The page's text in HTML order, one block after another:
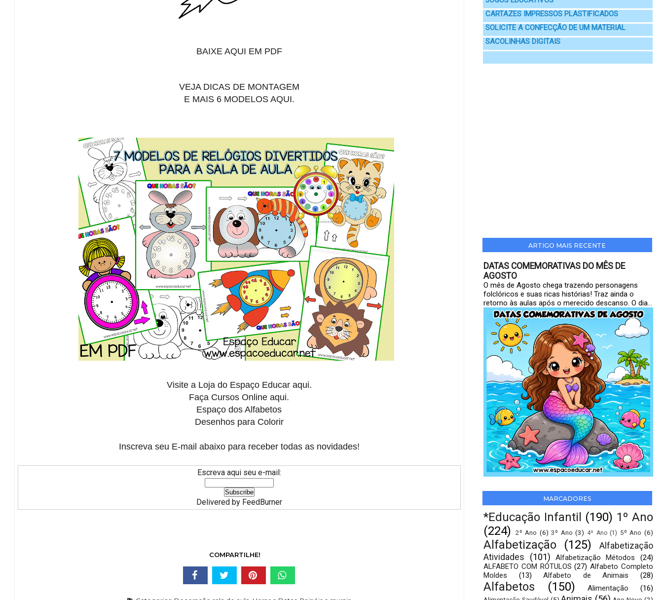
BAIXE AQUI EM PDF
VEJA DICAS DE MONTAGEM
E MAIS 6 MODELOS AQUI.
Visite a Loja do Espaço Educar aqui.
Faça Cursos Online aqui.
Espaço dos Alfabetos
Desenhos para Colorir
Inscreva seu E-mail abaixo para receber todas as novidades!
Escreva aqui seu e-mail:
Delivered by FeedBurner
COMPARTILHE!
CARTAZES IMPRESSOS PLASTIFICADOS
SOLICITE A CONFECÇÃO DE UM MATERIAL
SACOLINHAS DIGITAIS
ARTIGO MAIS RECENTE
DATAS COMEMORATIVAS DO MÊS DE
AGOSTO
O mês de Agosto chega trazendo personagens
folclóricos e suas ricas histórias! Traz ainda o
retorno às aulas após o merecido descanso. O dia...
MARCADORES
*Educação Infantil (190) 1º Ano
(224)
2º Ano (6) 3º Ano (3) 4º Ano (1) 5º Ano (6)
Alfabetização (125)
Alfabetização
Atividades
(101) Alfabetização Métodos
(24)
ALFABETO COM RÓTULOS (27) Alfabeto Completo
Moldes
(13) Alfabeto de Animais (28)
Alfabetos (150) Alimentação (16)